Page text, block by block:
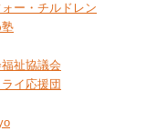
ー・チルドレン
祉協議会
イ応援団